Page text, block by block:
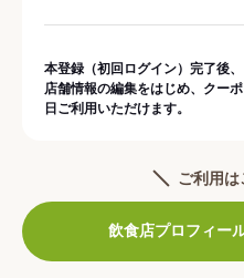
本登録（初回ログイン）完了後、
店舗情報の編集をはじめ、クー
日ご利用いただけます。
ご利用は
飲食店プロフィー